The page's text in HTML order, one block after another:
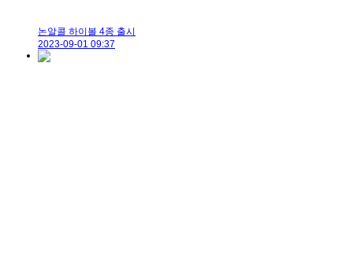
논알콜 하이볼 4종 출시
2023-09-01 09:37